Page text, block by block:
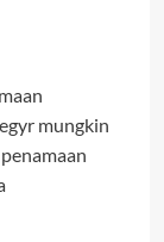
mungkin